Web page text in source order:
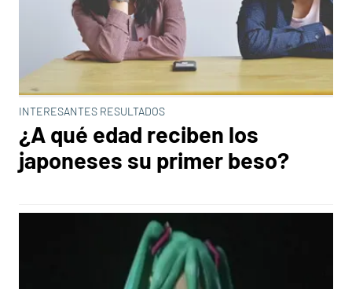
INTERESANTES RESULTADOS
¿A qué edad reciben los
japoneses su primer beso?